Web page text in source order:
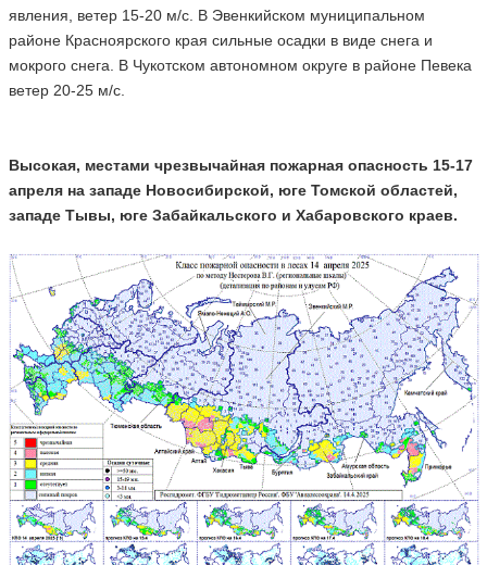
явления, ветер 15-20 м/с. В Эвенкийском муниципальном
районе Красноярского края сильные осадки в виде снега и
мокрого снега. В Чукотском автономном округе в районе Певека
ветер 20-25 м/с.
Высокая, местами чрезвычайная пожарная опасность 15-17
апреля на западе Новосибирской, юге Томской областей,
западе Тывы, юге Забайкальского и Хабаровского краев.